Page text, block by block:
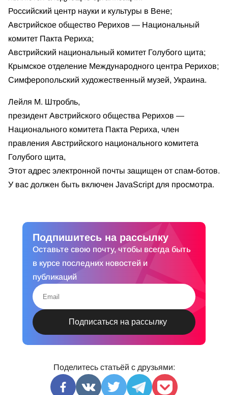
Российский центр науки и культуры в Вене;
Австрийское общество Рерихов — Национальный
комитет Пакта Рериха;
Австрийский национальный комитет Голубого щита;
Крымское отделение Международного центра Рерихов;
Симферопольский художественный музей, Украина.
Лейля М. Штробль,
президент Австрийского общества Рерихов —
Национального комитета Пакта Рериха, член
правления Австрийского национального комитета
Голубого щита,
Этот адрес электронной почты защищен от спам-ботов.
У вас должен быть включен JavaScript для просмотра.
Подпишитесь на рассылку
Оставьте свою почту, чтобы всегда быть
в курсе последних новостей и
публикаций
Поделитесь статьёй с друзьями: